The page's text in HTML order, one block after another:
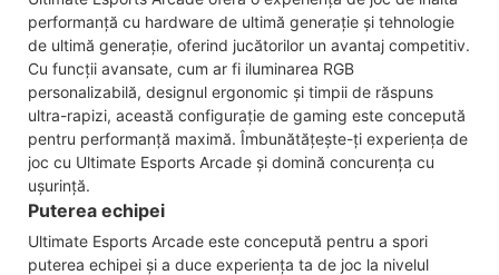
performanță cu hardware de ultimă generație și tehnologie
de ultimă generație, oferind jucătorilor un avantaj competitiv.
Cu funcții avansate, cum ar fi iluminarea RGB
personalizabilă, designul ergonomic și timpii de răspuns
ultra-rapizi, această configurație de gaming este concepută
pentru performanță maximă. Îmbunătățește-ți experiența de
joc cu Ultimate Esports Arcade și domină concurența cu
ușurință.
Puterea echipei
Ultimate Esports Arcade este concepută pentru a spori
puterea echipei și a duce experiența ta de joc la nivelul